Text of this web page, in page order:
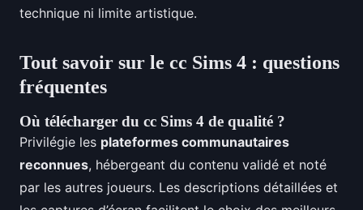
technique ni limite artistique.
Tout savoir sur le cc Sims 4 : questions
fréquentes
Où télécharger du cc Sims 4 de qualité ?
Privilégie les plateformes communautaires
reconnues, hébergeant du contenu validé et noté
par les autres joueurs. Les descriptions détaillées et